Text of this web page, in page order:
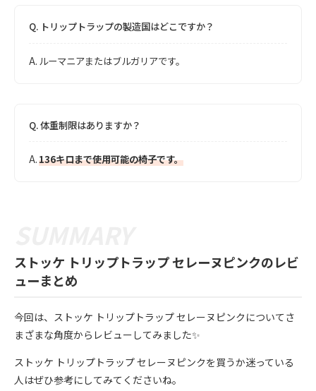
Q. トリップトラップの製造国はどこですか？
A. ルーマニアまたはブルガリアです。
Q.体重制限はありますか？
A.136キロまで使用可能の椅子です。
ストッケ トリップトラップ セレーヌピンクのレビ
ューまとめ
今回は、ストッケ トリップトラップ セレーヌピンクについてさ
まざまな角度からレビューしてみました✨
ストッケ トリップトラップ セレーヌピンクを買うか迷っている
人はぜひ参考にしてみてくださいね。